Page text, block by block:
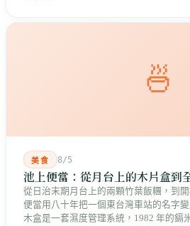
🍜
美食 8/5
池上便當：從月台上的木片盒到
從日治末期月台上的兩顆竹葉飯糰，到
便當用八十年把一個東台灣車站的名字
木盒是一套濕度管理系統，1982 年的鎘